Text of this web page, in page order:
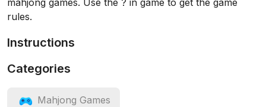
rules.
Instructions
Categories
Mahjong Games